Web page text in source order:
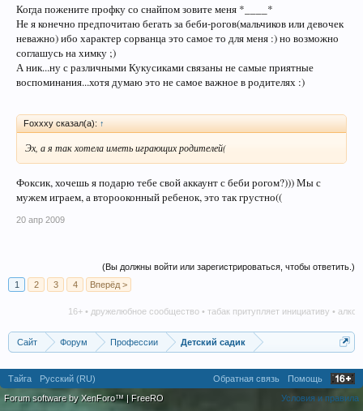
Когда пожените профку со снайпом зовите меня *____*
Не я конечно предпочитаю бегать за беби-рогов(мальчиков или девочек
неважно) ибо характер сорванца это самое то для меня :) но возможно
соглашусь на химку ;)
А ник...ну с различными Кукусиками связаны не самые приятные
воспоминания...хотя думаю это не самое важное в родителях :)
Foxxxy сказал(а): ↑
Эх, а я так хотела иметь играющих родителей(
Фоксик, хочешь я подарю тебе свой аккаунт с беби рогом?))) Мы с
мужем играем, а второоконный ребенок, это так грустно((
20 апр 2009
(Вы должны войти или зарегистрироваться, чтобы ответить.)
1
2 3 4 Вперёд >
16+ • дружелюбное сообщество • табак притупляет инициативу •
Сайт Форум Профессии Детский садик
Тайга Русский (RU) Обратная связь
Помощь
Условия и правила
Forum software by XenForo™| FreeRO